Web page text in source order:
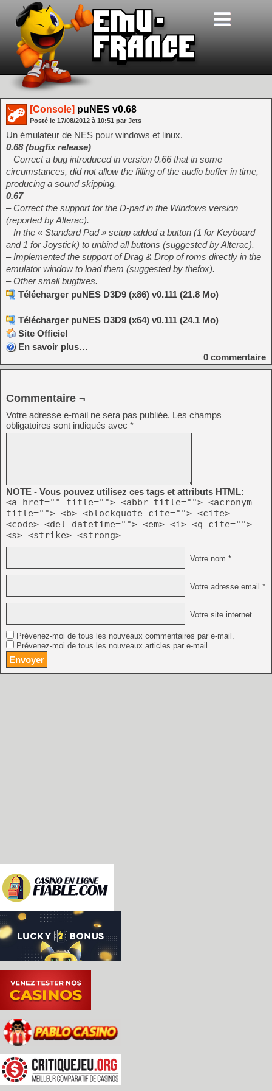
[Console] puNES v0.68
Posté le 17/08/2012 à 10:51 par Jets
Un émulateur de NES pour windows et linux.
0.68 (bugfix release)
– Correct a bug introduced in version 0.66 that in some
circumstances, did not allow the filling of the audio buffer in time,
producing a sound skipping.
0.67
– Correct the support for the D-pad in the Windows version
(reported by Alterac).
– In the « Standard Pad » setup added a button (1 for Keyboard
and 1 for Joystick) to unbind all buttons (suggested by Alterac).
– Implemented the support of Drag & Drop of roms directly in the
emulator window to load them (suggested by thefox).
– Other small bugfixes.
Télécharger puNES D3D9 (x86) v0.111 (21.8 Mo)
Télécharger puNES D3D9 (x64) v0.111 (24.1 Mo)
Site Officiel
En savoir plus…
0 commentaire
Commentaire ¬
Votre adresse e-mail ne sera pas publiée. Les champs
obligatoires sont indiqués avec *
NOTE - Vous pouvez utilisez ces tags et attributs HTML:
<a href="" title=""> <abbr title=""> <acronym
title=""> <b> <blockquote cite=""> <cite>
<code> <del datetime=""> <em> <i> <q cite="">
<s> <strike> <strong>
Votre nom *
Votre adresse email *
Votre site internet
Prévenez-moi de tous les nouveaux commentaires par e-mail.
Prévenez-moi de tous les nouveaux articles par e-mail.